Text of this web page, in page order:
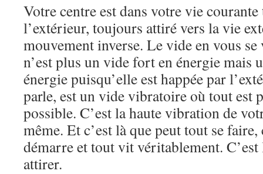
Votre centre est dans votre vie
l’extérieur, toujours attiré vers la vie
mouvement inverse. Le vide en vous
n’est plus un vide fort en énergie mais
énergie puisqu’elle est happée par
parle, est un vide vibratoire où tout est
possible. C’est la haute vibration de
même. Et c’est là que peut tout se faire,
démarre et tout vit véritablement.
attirer.